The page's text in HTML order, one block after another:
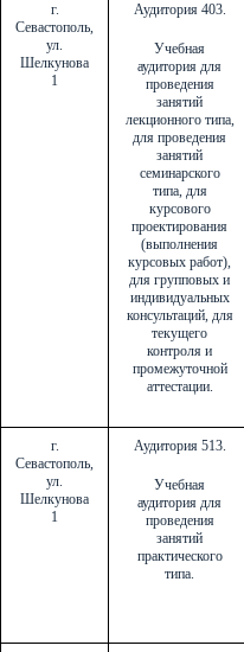
г.
Севастополь,
ул.
Шелкунова
1
Аудитория 403.
Учебная
аудитория для
проведения
занятий
лекционного типа,
для проведения
занятий
семинарского
типа, для
курсового
проектирования
(выполнения
курсовых работ),
для групповых и
индивидуальных
консультаций, для
текущего
контроля и
промежуточной
аттестации.
г.
Севастополь,
ул.
Шелкунова
1
Аудитория 513.
Учебная
аудитория для
проведения
занятий
практического
типа.